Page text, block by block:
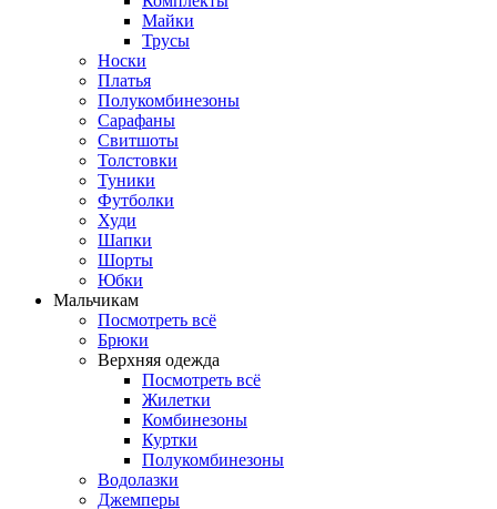
Майки
Трусы
Носки
Платья
Полукомбинезоны
Сарафаны
Свитшоты
Толстовки
Туники
Футболки
Худи
Шапки
Шорты
Юбки
Мальчикам
Посмотреть всё
Брюки
Верхняя одежда
Посмотреть всё
Жилетки
Комбинезоны
Куртки
Полукомбинезоны
Водолазки
Джемперы